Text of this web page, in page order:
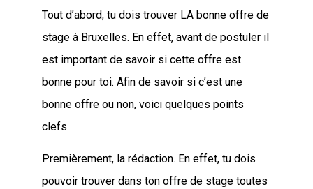
Tout d’abord, tu dois trouver LA bonne offre de
stage à Bruxelles. En effet, avant de postuler il
est important de savoir si cette offre est
bonne pour toi. Afin de savoir si c’est une
bonne offre ou non, voici quelques points
clefs.
Premièrement, la rédaction. En effet, tu dois
pouvoir trouver dans ton offre de stage toutes